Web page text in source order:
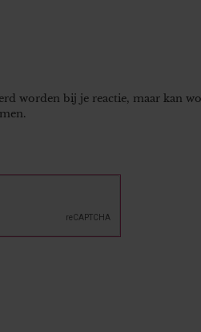
worden bij je reactie, maar kan